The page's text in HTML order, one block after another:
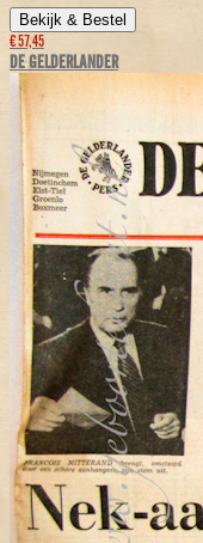
Bekijk & Bestel
€ 57,45
DE GELDERLANDER